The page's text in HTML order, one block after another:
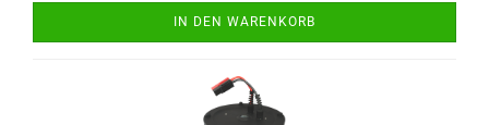
IN DEN WARENKORB